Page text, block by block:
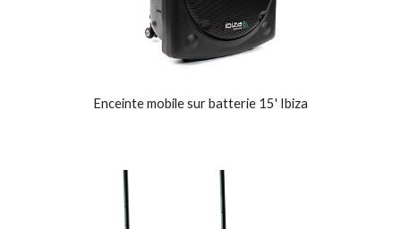
Enceinte mobile sur batterie 15' Ibiza